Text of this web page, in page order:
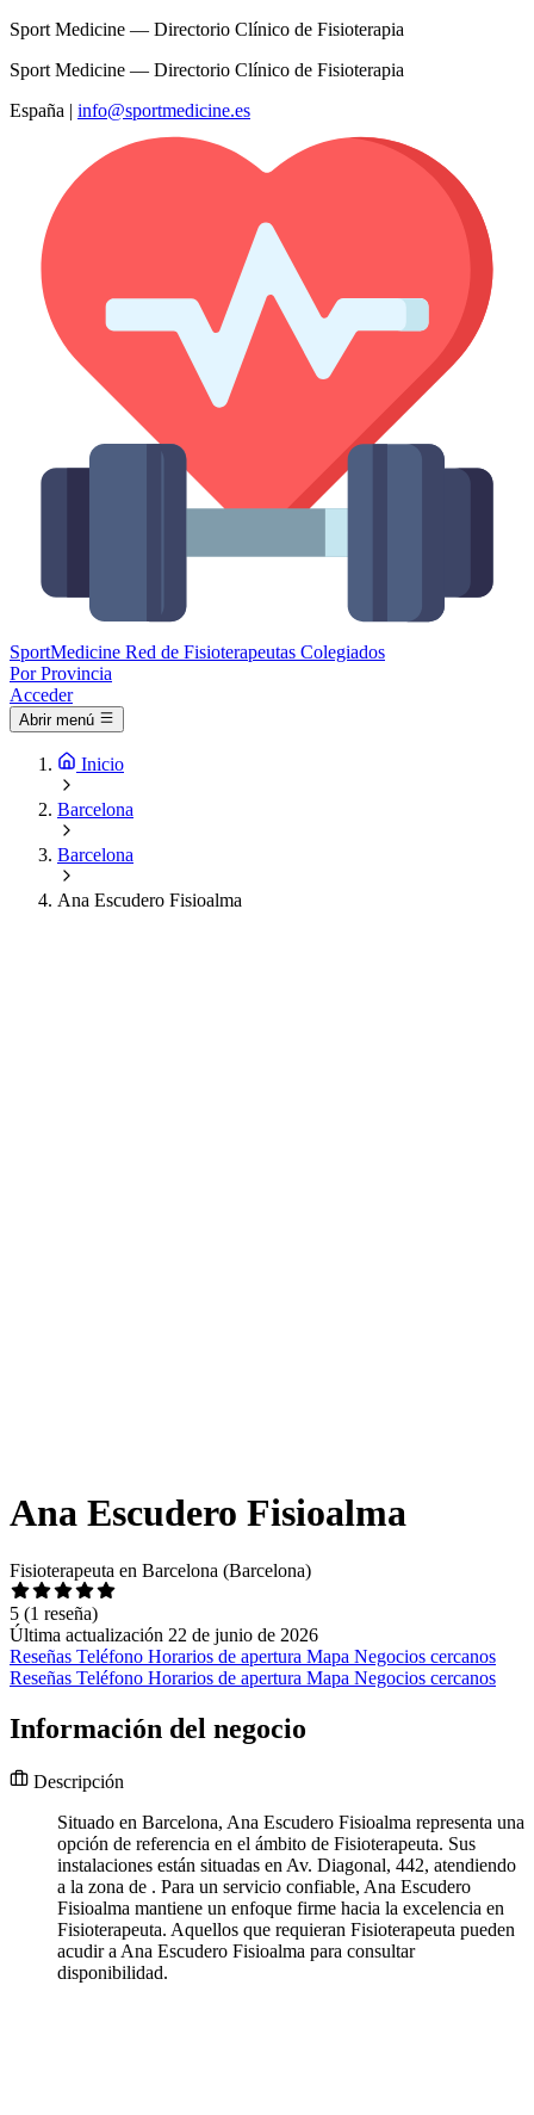
Sport Medicine — Directorio Clínico de Fisioterapia
Sport Medicine — Directorio Clínico de Fisioterapia
España | info@sportmedicine.es
SportMedicine Red de Fisioterapeutas Colegiados
Por Provincia
Acceder
Abrir menú
Inicio
Barcelona
Barcelona
Ana Escudero Fisioalma
Ana Escudero Fisioalma
Fisioterapeuta en Barcelona (Barcelona)
5 (1 reseña)
Última actualización 22 de junio de 2026
Reseñas Teléfono Horarios de apertura Mapa Negocios cercanos
Reseñas Teléfono Horarios de apertura Mapa Negocios cercanos
Información del negocio
Descripción
Situado en Barcelona, Ana Escudero Fisioalma representa una
opción de referencia en el ámbito de Fisioterapeuta. Sus
instalaciones están situadas en Av. Diagonal, 442, atendiendo
a la zona de . Para un servicio confiable, Ana Escudero
Fisioalma mantiene un enfoque firme hacia la excelencia en
Fisioterapeuta. Aquellos que requieran Fisioterapeuta pueden
acudir a Ana Escudero Fisioalma para consultar
disponibilidad.